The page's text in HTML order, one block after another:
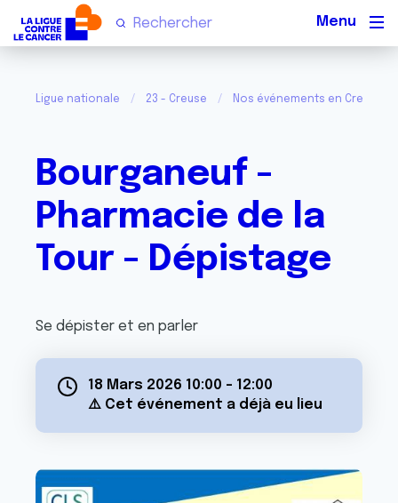
Ligue nationale 23 - Creuse Nos événements en Creuse
Bourganeuf -
Pharmacie de la
Tour - Dépistage
Se dépister et en parler
18 Mars 2026 10:00 - 12:00
⚠️ Cet événement a déjà eu lieu